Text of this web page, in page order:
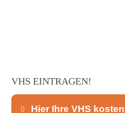
VHS EINTRAGEN!
Hier Ihre VHS